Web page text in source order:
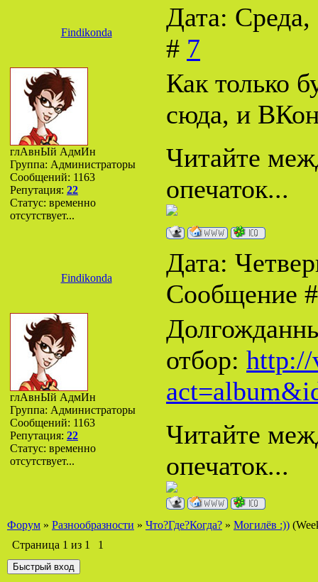
Findikonda
Дата:
# 7
глАвнЫй АдмИн
Группа: Администраторы
Сообщений: 1163
Репутация: 22
Статус: временно
отсутствует...
Как только
сюда, и
Читайте
опечаток...
Findikonda
Дата:
Сообщение
глАвнЫй АдмИн
Группа: Администраторы
Сообщений: 1163
Репутация: 22
Статус: временно
отсутствует...
отбор: http://
Читайте
опечаток...
Форум » Разнообразности » Что?Где?Когда? » Могилёв :))
Страница 1 из 1 1